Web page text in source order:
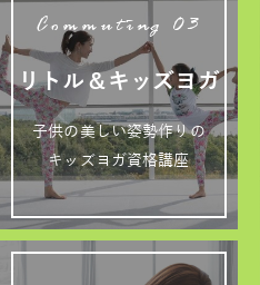
Commuting 03
リトル＆キッズヨガ
子供の美しい姿勢作りの
キッズヨガ資格講座